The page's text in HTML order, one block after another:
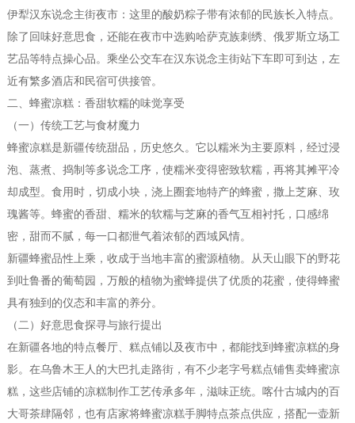
伊犁汉东说念主街夜市：这里的酸奶粽子带有浓郁的民族长入特点。
除了回味好意思食，还能在夜市中选购哈萨克族刺绣、俄罗斯立场工
艺品等特点操心品。乘坐公交车在汉东说念主街站下车即可到达，左
近有繁多酒店和民宿可供接管。
二、蜂蜜凉糕：香甜软糯的味觉享受
（一）传统工艺与食材魔力
蜂蜜凉糕是新疆传统甜品，历史悠久。它以糯米为主要原料，经过浸
泡、蒸煮、捣制等多说念工序，使糯米变得密致软糯，再将其摊平冷
却成型。食用时，切成小块，浇上圈套地特产的蜂蜜，撒上芝麻、玫
瑰酱等。蜂蜜的香甜、糯米的软糯与芝麻的香气互相衬托，口感绵
密，甜而不腻，每一口都泄气着浓郁的西域风情。
新疆蜂蜜品性上乘，收成于当地丰富的蜜源植物。从天山眼下的野花
到吐鲁番的葡萄园，万般的植物为蜜蜂提供了优质的花蜜，使得蜂蜜
具有独到的仪态和丰富的养分。
（二）好意思食探寻与旅行提出
在新疆各地的特点餐厅、糕点铺以及夜市中，都能找到蜂蜜凉糕的身
影。在乌鲁木王人的大巴扎走路街，有不少老字号糕点铺售卖蜂蜜凉
糕，这些店铺的凉糕制作工艺传承多年，滋味正统。喀什古城内的百
大哥茶肆隔邻，也有店家将蜂蜜凉糕手脚特点茶点供应，搭配一壶新